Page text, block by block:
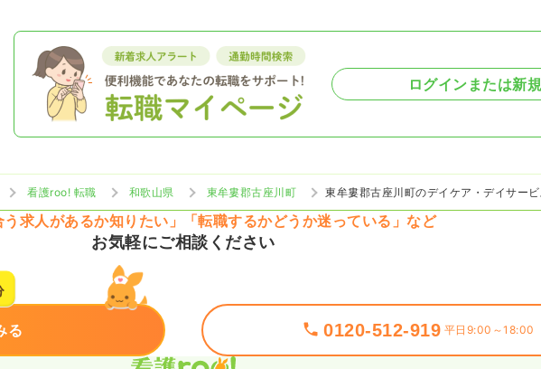
ログインまたは新
看護roo! 転職 和歌山県 東牟婁郡古座川町 東牟婁郡古座川町のデイケア・デイサー
う求人があるか知りたい」「転職するかどうか迷っている」など
お気軽にご相談ください
る 0120-512-919 平日9:00～18:00